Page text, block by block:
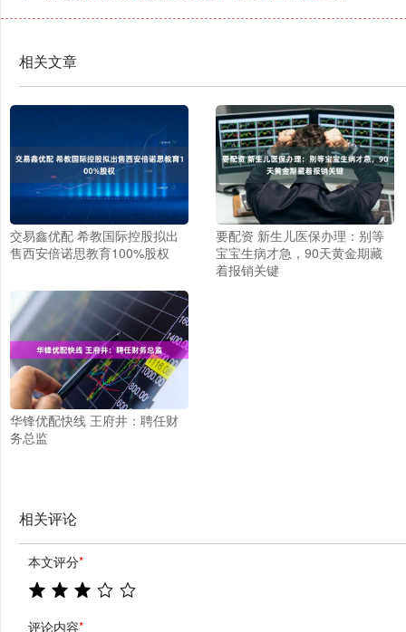
相关文章
交易鑫优配 希教国际控股拟出
售西安倍诺思教育100%股权
要配资 新生儿医保办理：别等
宝宝生病才急，90天黄金期藏
着报销关键
华锋优配快线 王府井：聘任财
务总监
相关评论
本文评分*
评论内容*